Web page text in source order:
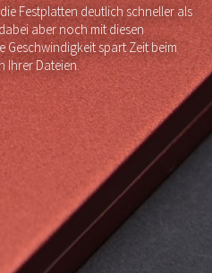
Festplatten deutlich schneller als
aber noch mit diesen
spart Zeit beim
Ihrer Dateien.